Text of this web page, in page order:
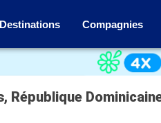
Destinations Compagnies